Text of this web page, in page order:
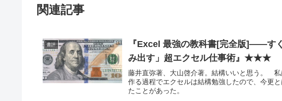
関連記事
書評
『Excel 最強の教科書[完全版]――す
み出す」超エクセル仕事術』★★★
藤井直弥著、大山啓介著。結構いいと思う。
作る過程でエクセルは結構勉強したので、今更
たことがあった。